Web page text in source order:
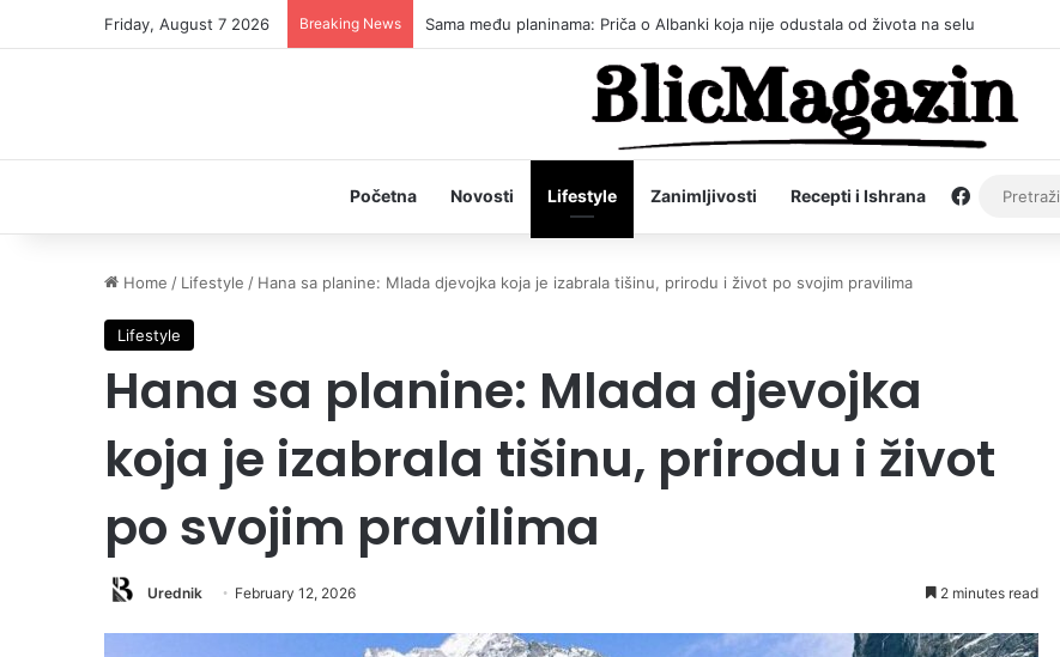
Friday, August 7 2026 Breaking News Sama među planinama: Priča o Albanki koja nije odustala od života na selu
Početna Novosti Lifestyle Zanimljivosti Recepti i Ishrana Facebook
Home / Lifestyle / Hana sa planine: Mlada djevojka koja je izabrala tišinu, prirodu i život po svojim pravilima
Lifestyle
Hana sa planine: Mlada djevojka
koja je izabrala tišinu, prirodu i život
po svojim pravilima
Urednik February 12, 2026 2 minutes read